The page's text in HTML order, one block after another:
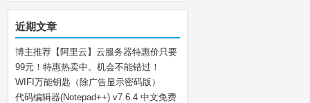
近期文章
博主推荐【阿里云】云服务器特惠价只要
99元！特惠热卖中。机会不能错过！
WIFI万能钥匙（除广告显示密码版）
代码编辑器(Notepad++) v7.6.4 中文免费